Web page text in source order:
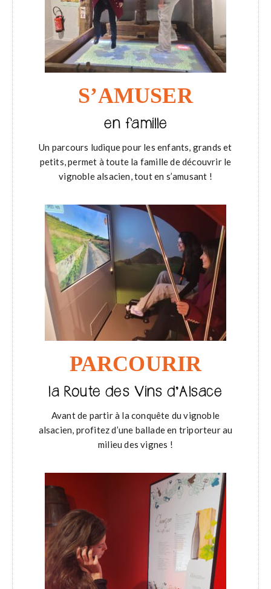
S’AMUSER
en famille
Un parcours ludique pour les enfants, grands et
petits, permet à toute la famille de découvrir le
vignoble alsacien, tout en s’amusant !
PARCOURIR
la Route des Vins d’Alsace
Avant de partir à la conquête du vignoble
alsacien, profitez d’une ballade en triporteur au
milieu des vignes !